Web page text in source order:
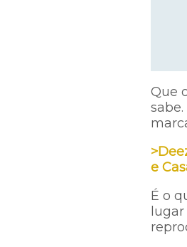
Que
e
É o